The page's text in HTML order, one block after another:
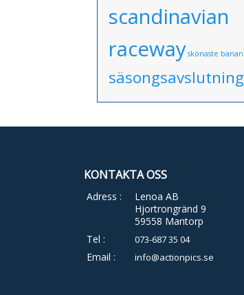
scandinavian
racewayskönaste banan
säsongsavslutning
KONTAKTA OSS
Adress :
Lenoa AB
Hjortrongränd 9
59558 Mantorp
Tel :
073-687 35 04
Email : info@actionpics.se